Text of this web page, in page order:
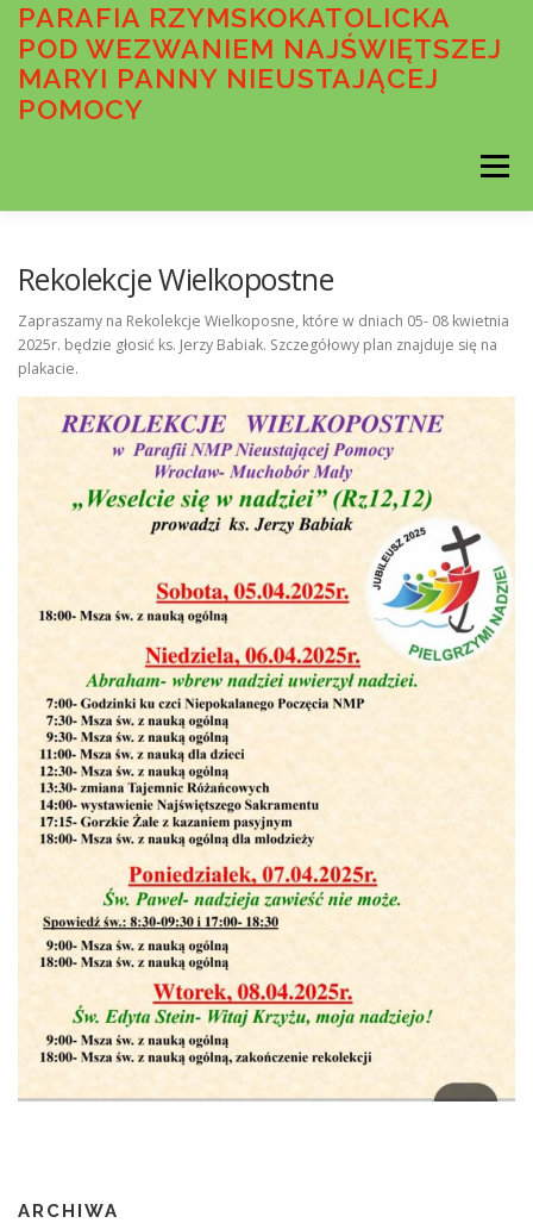
Przejdź
treści
PARAFIA RZYMSKOKATOLICKA
POD WEZWANIEM NAJŚWIĘTSZEJ
MARYI PANNY NIEUSTAJĄCEJ
POMOCY
Menu
INTENCJE MSZALNE O PARAFII
WSPÓLNOTY PARAFIALNE SAKRAMENTY
STANDARDY OCHRONY MAŁOLETNICH
KONTAKT STRONA GŁÓWNA
Rekolekcje Wielkopostne
Zapraszamy na Rekolekcje Wielkoposne, które w dniach 05- 08 kwietnia
2025r. będzie głosić ks. Jerzy Babiak. Szczegółowy plan znajduje się na
plakacie.
ARCHIWA